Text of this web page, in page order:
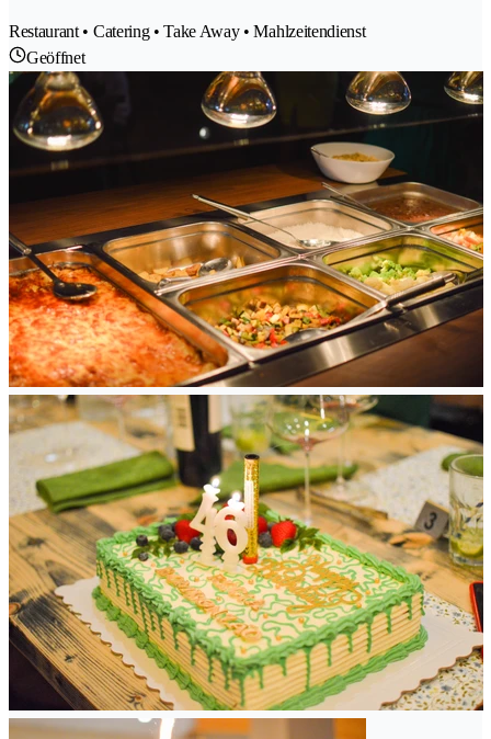
Restaurant • Catering • Take Away • Mahlzeitendienst
Geöffnet